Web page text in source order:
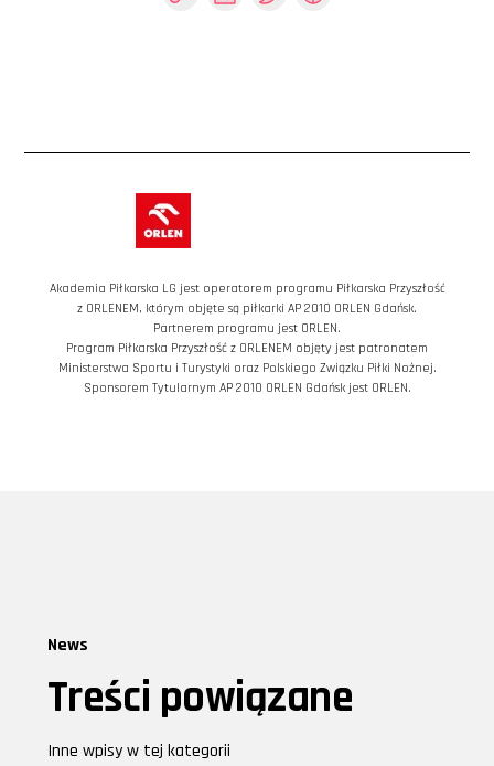
Akademia Piłkarska LG jest operatorem programu Piłkarska Przyszłość
z ORLENEM, którym objęte są piłkarki AP 2010 ORLEN Gdańsk.
Partnerem programu jest ORLEN.
Program Piłkarska Przyszłość z ORLENEM objęty jest patronatem
Ministerstwa Sportu i Turystyki oraz Polskiego Związku Piłki Nożnej.
Sponsorem Tytularnym AP 2010 ORLEN Gdańsk jest ORLEN.
News
Treści powiązane
Inne wpisy w tej kategorii